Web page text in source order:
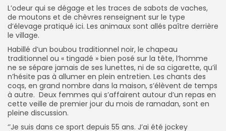
L’odeur qui se dégage et les traces de sabots de vaches,
de moutons et de chèvres renseignent sur le type
d’élevage pratiqué ici. Les animaux sont allés paître derrière
le village.
Habillé d’un boubou traditionnel noir, le chapeau
traditionnel ou « tingadé » bien posé sur la tête, l’homme
ne se sépare jamais de ses lunettes, ni de sa cigarette, qu’il
n’hésite pas à allumer en plein entretien. Les chants des
coqs, en grand nombre dans la maison, s’élèvent de temps
à autre. Deux femmes qui s’affairent autour d’un repas en
cette veille de premier jour du mois de ramadan, sont en
pleine discussion.
‘’Je suis dans ce sport depuis 55 ans. J’ai été jockey